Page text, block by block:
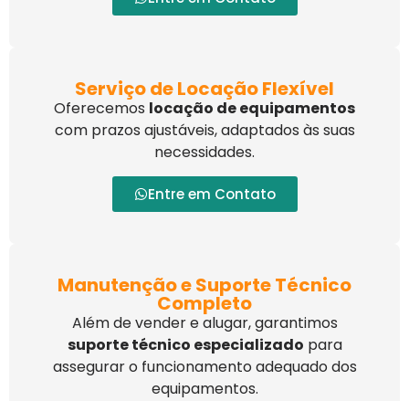
Serviço de Locação Flexível
Oferecemos locação de equipamentos
com prazos ajustáveis, adaptados às suas
necessidades.
Entre em Contato
Manutenção e Suporte Técnico
Completo
Além de vender e alugar, garantimos
suporte técnico especializado para
assegurar o funcionamento adequado dos
equipamentos.